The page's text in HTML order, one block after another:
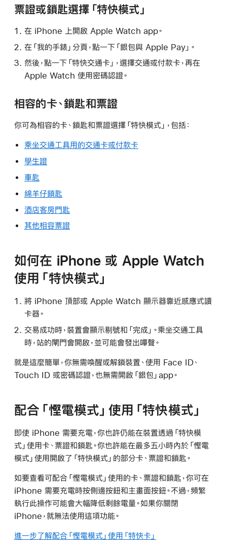
票證或鎖匙選擇「特快模式」
在 iPhone 上開啟 Apple Watch app。
在「我的手錶」分頁，點一下「銀包與 Apple Pay」。
然後，點一下「特快交通卡」，選擇交通或付款卡，再在
Apple Watch 使用密碼認證。
相容的卡、鎖匙和票證
你可為相容的卡、鎖匙和票證選擇「特快模式」，包括：
乘坐交通工具用的交通卡或付款卡
學生證
車匙
綿羊仔鎖匙
酒店客房門匙
其他相容票證
如何在 iPhone 或 Apple Watch
使用「特快模式」
將 iPhone 頂部或 Apple Watch 顯示器靠近感應式讀
卡器。
交易成功時，裝置會顯示剔號和「完成」。乘坐交通工具
時，站的閘門會開啟，並可能會發出嗶聲。
就是這麼簡單，你無需喚醒或解鎖裝置、使用 Face ID、
Touch ID 或密碼認證，也無需開啟「銀包」app。
配合「慳電模式」使用「特快模式」
即使 iPhone 需要充電，你也許仍能在裝置透過「特快模
式」使用卡、票證和鎖匙。你也許能在最多五小時內於「慳電
模式」使用開啟了「特快模式」的部分卡、票證和鎖匙。
如要查看可配合「慳電模式」使用的卡、票證和鎖匙，你可在
iPhone 需要充電時按側邊按鈕和主畫面按鈕。不過，頻繁
執行此操作可能會大幅降低剩餘電量。如果你關閉
iPhone，就無法使用這項功能。
進一步了解配合「慳電模式」使用「特快卡」